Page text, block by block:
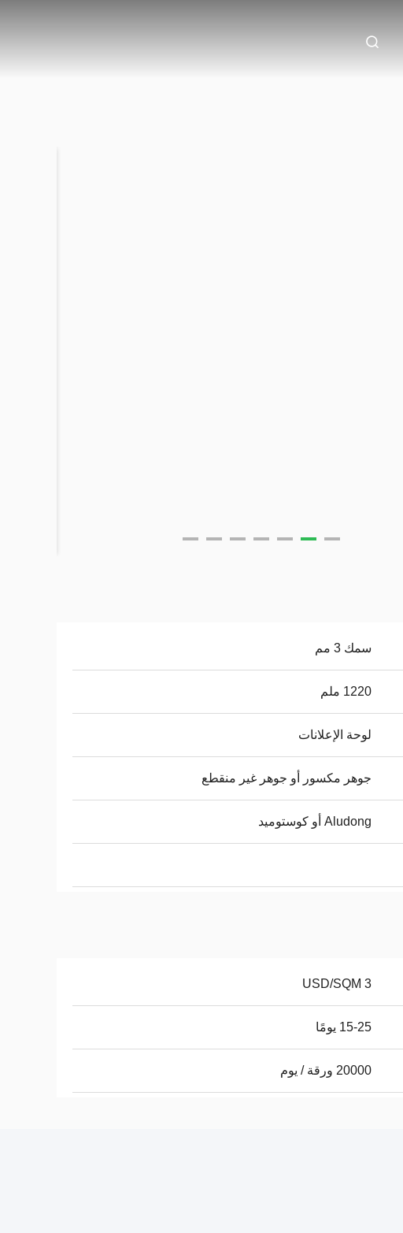
سمك 3 مم
1220 ملم
لوحة الإعلانات
جوهر مكسور أو جوهر غير منقطع
Aludong أو كوستوميد
3 USD/SQM
15-25 يومًا
20000 ورقة / يوم